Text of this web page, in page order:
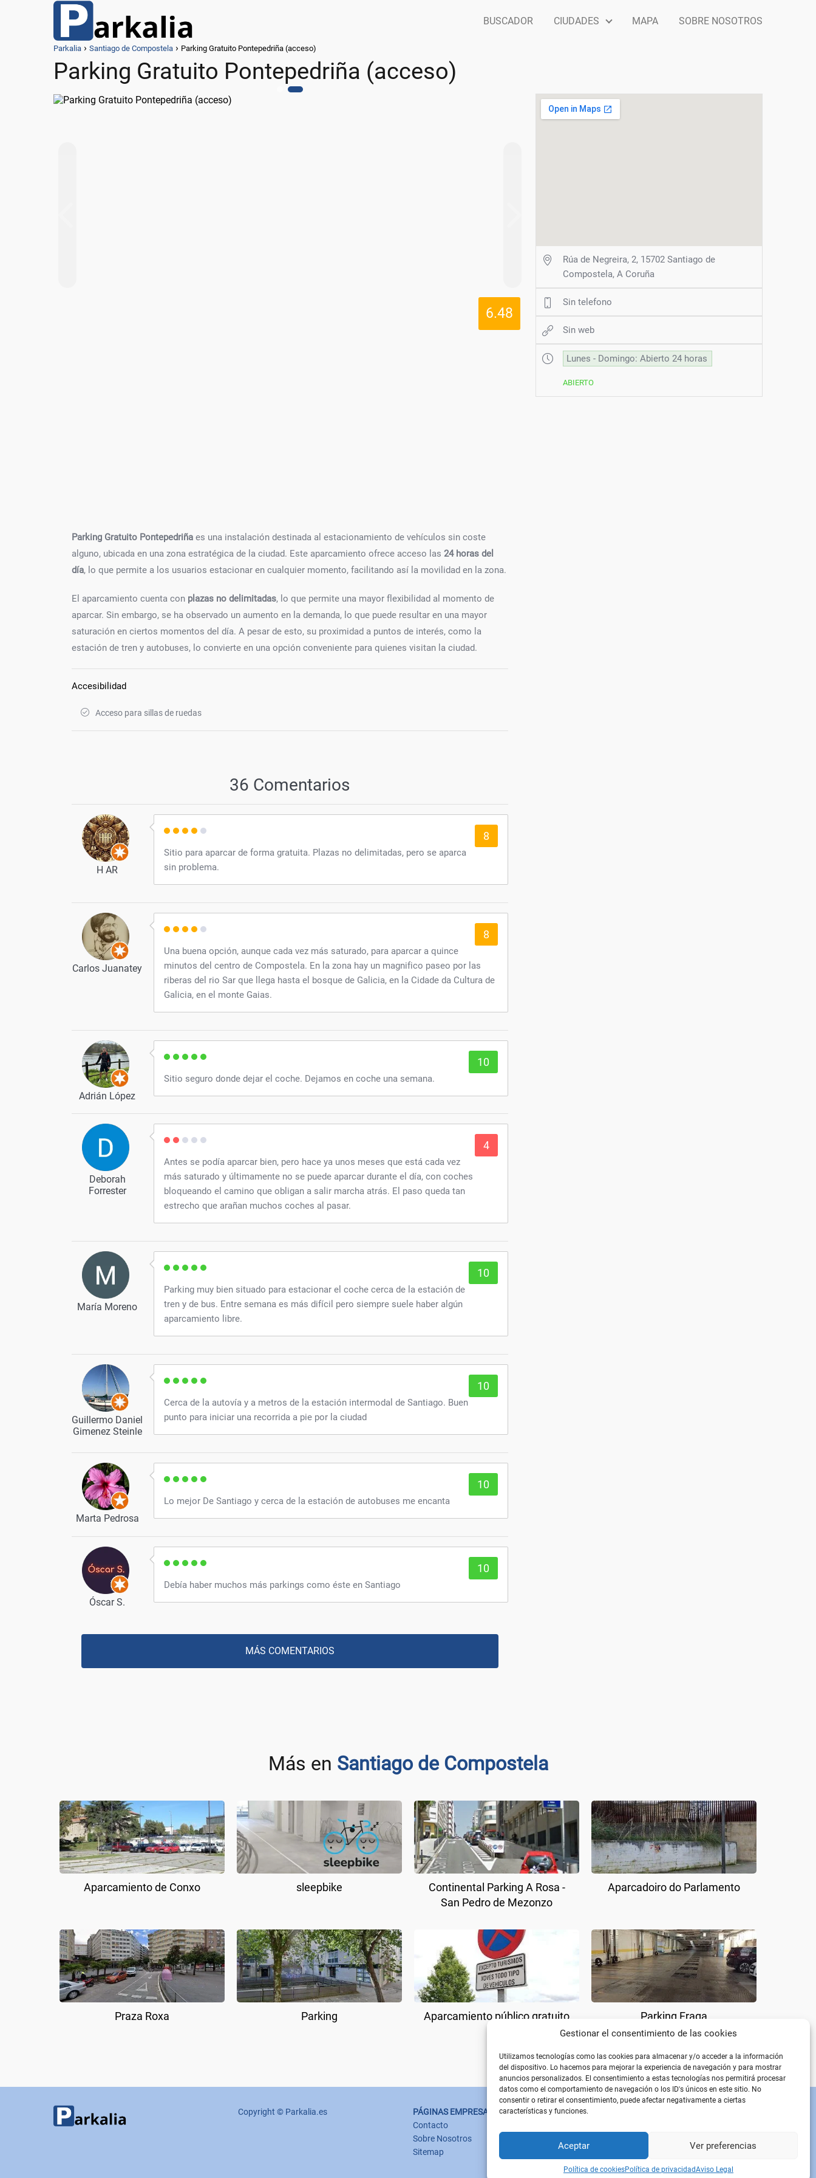
Gestionar el consentimiento de las cookies
Utilizamos tecnologías como las cookies para almacenar y/o acceder a la información
del dispositivo. Lo hacemos para mejorar la experiencia de navegación y para mostrar
anuncios personalizados. El consentimiento a estas tecnologías nos permitirá procesar
datos como el comportamiento de navegación o los ID's únicos en este sitio. No
consentir o retirar el consentimiento, puede afectar negativamente a ciertas
características y funciones.
Aceptar Ver preferencias
Política de cookiesPolítica de privacidadAviso Legal
BUSCADOR CIUDADES MAPA SOBRE NOSOTROS
Parkalia Santiago de Compostela Parking Gratuito Pontepedriña (acceso)
Parking Gratuito Pontepedriña (acceso)
6.48
Parking Gratuito Pontepedriña es una instalación destinada al estacionamiento de vehículos sin coste
alguno, ubicada en una zona estratégica de la ciudad. Este aparcamiento ofrece acceso las 24 horas del
día, lo que permite a los usuarios estacionar en cualquier momento, facilitando así la movilidad en la zona.
El aparcamiento cuenta con plazas no delimitadas, lo que permite una mayor flexibilidad al momento de
aparcar. Sin embargo, se ha observado un aumento en la demanda, lo que puede resultar en una mayor
saturación en ciertos momentos del día. A pesar de esto, su proximidad a puntos de interés, como la
estación de tren y autobuses, lo convierte en una opción conveniente para quienes visitan la ciudad.
Accesibilidad
Acceso para sillas de ruedas
36 Comentarios
H AR
8
Sitio para aparcar de forma gratuita. Plazas no delimitadas, pero se aparca
sin problema.
Carlos Juanatey
8
Una buena opción, aunque cada vez más saturado, para aparcar a quince
minutos del centro de Compostela. En la zona hay un magnifico paseo por las
riberas del rio Sar que llega hasta el bosque de Galicia, en la Cidade da Cultura de
Galicia, en el monte Gaias.
Adrián López
10
Sitio seguro donde dejar el coche. Dejamos en coche una semana.
Deborah
Forrester
4
Antes se podía aparcar bien, pero hace ya unos meses que está cada vez
más saturado y últimamente no se puede aparcar durante el día, con coches
bloqueando el camino que obligan a salir marcha atrás. El paso queda tan
estrecho que arañan muchos coches al pasar.
María Moreno
10
Parking muy bien situado para estacionar el coche cerca de la estación de
tren y de bus. Entre semana es más difícil pero siempre suele haber algún
aparcamiento libre.
Guillermo Daniel
Gimenez Steinle
10
Cerca de la autovía y a metros de la estación intermodal de Santiago. Buen
punto para iniciar una recorrida a pie por la ciudad
Marta Pedrosa
10
Lo mejor De Santiago y cerca de la estación de autobuses me encanta
Óscar S.
10
Debía haber muchos más parkings como éste en Santiago
MÁS COMENTARIOS
Rúa de Negreira, 2, 15702 Santiago de
Compostela, A Coruña
Sin telefono
Sin web
Lunes - Domingo: Abierto 24 horas
ABIERTO
Más en Santiago de Compostela
Aparcamiento de Conxo sleepbike
Continental Parking A Rosa -
San Pedro de Mezonzo
Aparcadoiro do Parlamento
Praza Roxa Parking Aparcamiento público gratuito Parking Fraga
Copyright © Parkalia.es
PÁGINAS EMPRESA
Contacto
Sobre Nosotros
Sitemap
Política de cookies